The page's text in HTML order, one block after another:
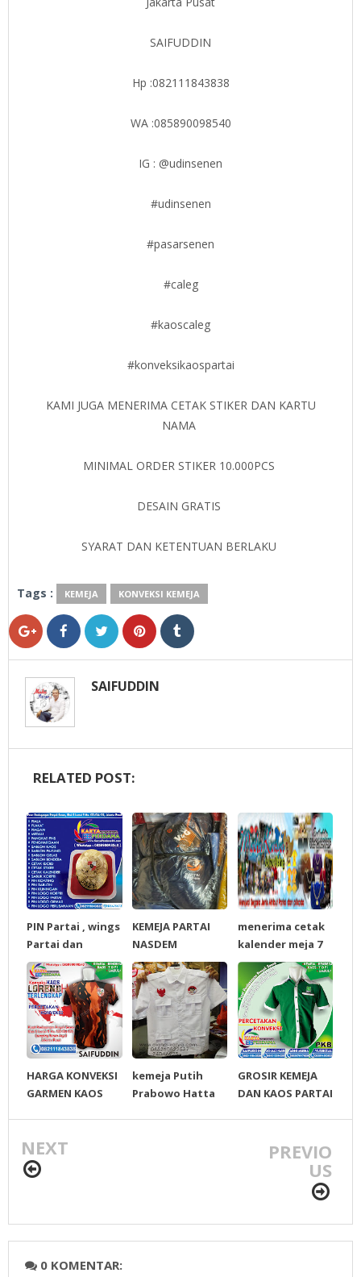
SAIFUDDIN
Hp :082111843838
WA :085890098540
IG : @udinsenen
#udinsenen
#pasarsenen
#caleg
#kaoscaleg
#konveksikaospartai
KAMI JUGA MENERIMA CETAK STIKER DAN KARTU
NAMA
MINIMAL ORDER STIKER 10.000PCS
DESAIN GRATIS
SYARAT DAN KETENTUAN BERLAKU
Tags : KEMEJA KONVEKSI KEMEJA
SAIFUDDIN
RELATED POST:
PIN Partai , wings
Partai dan
Gantungan kunci
Untuk semua
partai
KEMEJA PARTAI
NASDEM
menerima cetak
kalender meja 7
lembar
HARGA KONVEKSI
GARMEN KAOS
PEMUDA
PANCASILA
kemeja Putih
Prabowo Hatta
GROSIR KEMEJA
DAN KAOS PARTAI
NEXT PREVIO
US
0 KOMENTAR: